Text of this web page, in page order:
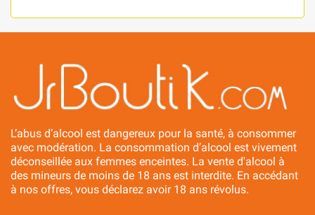
L’abus d’alcool est dangereux pour la santé, à consommer
avec modération. La consommation d’alcool est vivement
déconseillée aux femmes enceintes. La vente d'alcool à
des mineurs de moins de 18 ans est interdite. En accédant
à nos offres, vous déclarez avoir 18 ans révolus.